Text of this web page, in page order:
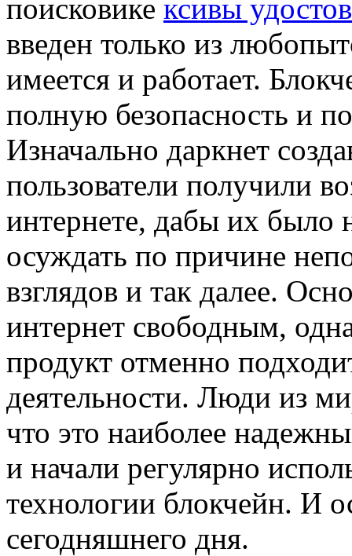
поисковике ксивы
введен только из
имеется и работает.
полную безопасность и
Изначально даркнет
пользователи получили
интернете, дабы их было
осуждать по причине
взглядов и так далее.
интернет свободным,
продукт отменно
деятельности. Люди из
что это наиболее
и начали регулярно
технологии блокчейн. И
сегодняшнего дня.